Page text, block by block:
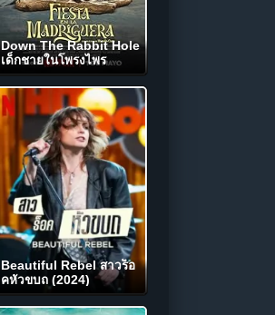
Down The Rabbit Hole
เด็กชายในโพรงไพร
(2024)
Beautiful Rebel สาวร็อ
คหัวขบถ (2024)